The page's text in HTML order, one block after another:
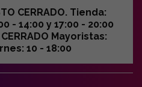
CERRADO. Tienda:
- 14:00 y 17:00 - 20:00
Mayoristas:
10 - 18:00